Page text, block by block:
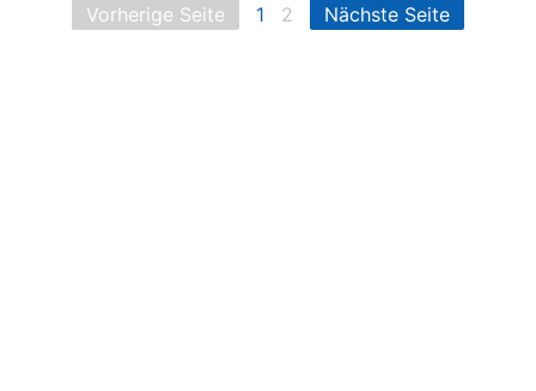
Vorherige Seite 1 2 Nächste Seite